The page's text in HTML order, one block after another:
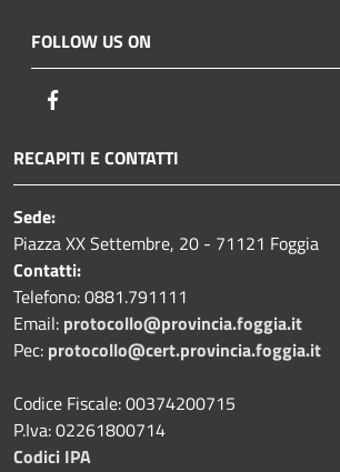
FOLLOW US ON
RECAPITI E CONTATTI
Sede:
Piazza XX Settembre, 20 - 71121 Foggia
Contatti:
Telefono: 0881.791111
Email: protocollo@provincia.foggia.it
Pec: protocollo@cert.provincia.foggia.it
Codice Fiscale: 00374200715
P.Iva: 02261800714
Codici IPA